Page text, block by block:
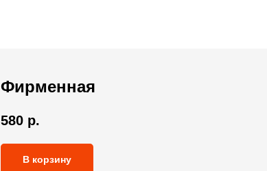
Фирменная
580 р.
В корзину